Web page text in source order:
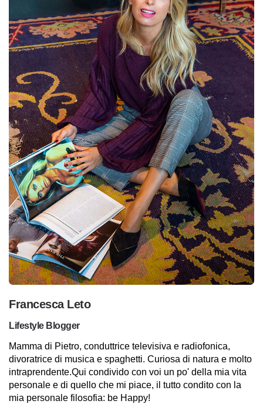
Francesca Leto
Lifestyle Blogger
Mamma di Pietro, conduttrice televisiva e radiofonica,
divoratrice di musica e spaghetti. Curiosa di natura e molto
intraprendente.Qui condivido con voi un po' della mia vita
personale e di quello che mi piace, il tutto condito con la
mia personale filosofia: be Happy!